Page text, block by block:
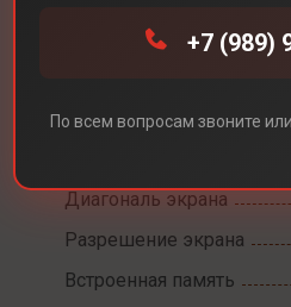
Планшеты Apple
2025
Диагональ экрана
Разрешение экрана
Встроенная память
+7 (989)
По всем вопросам звоните